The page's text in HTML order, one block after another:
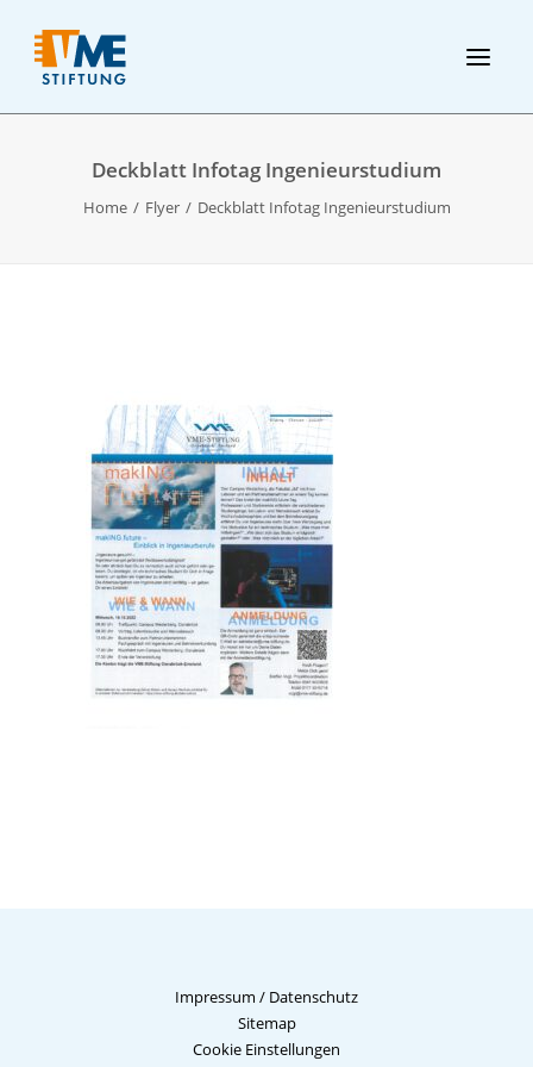
Deckblatt Infotag Ingenieurstudium
Home Flyer Deckblatt Infotag Ingenieurstudium
Impressum / Datenschutz
Sitemap
Cookie Einstellungen